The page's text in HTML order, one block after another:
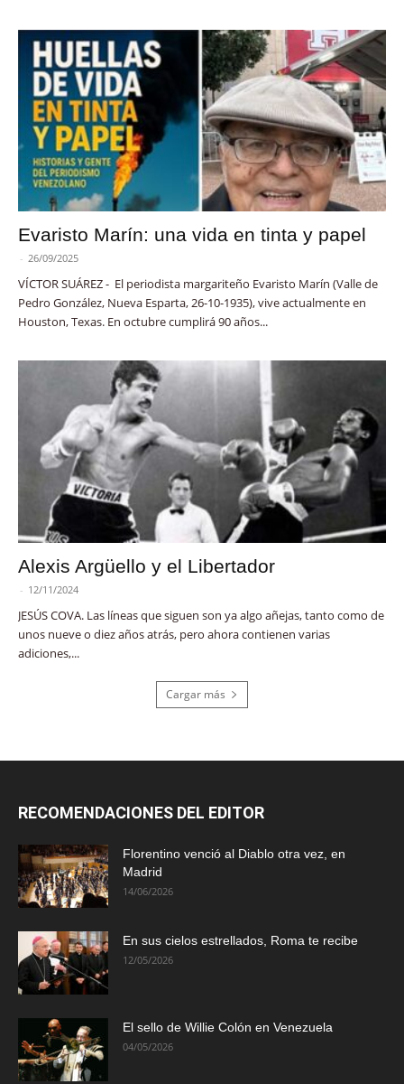
Evaristo Marín: una vida en tinta y papel
- 26/09/2025
VÍCTOR SUÁREZ - El periodista margariteño Evaristo Marín (Valle de
Pedro González, Nueva Esparta, 26-10-1935), vive actualmente en
Houston, Texas. En octubre cumplirá 90 años...
Alexis Argüello y el Libertador
- 12/11/2024
JESÚS COVA. Las líneas que siguen son ya algo añejas, tanto como de
unos nueve o diez años atrás, pero ahora contienen varias
adiciones,...
Cargar más
RECOMENDACIONES DEL EDITOR
Florentino venció al Diablo otra vez, en
Madrid
14/06/2026
En sus cielos estrellados, Roma te recibe
12/05/2026
El sello de Willie Colón en Venezuela
04/05/2026